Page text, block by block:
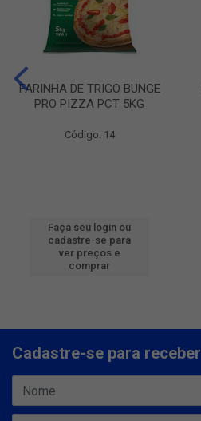
FARINHA DE TRIGO BUNGE
PRO PIZZA PCT 5KG
Código: 14
Faça seu login ou
cadastre-se para
ver preços e
comprar
Cadastre-se para